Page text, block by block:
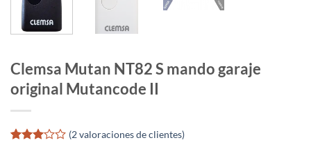
Clemsa Mutan NT82 S mando garaje
original Mutancode II
(2valoraciones de clientes)